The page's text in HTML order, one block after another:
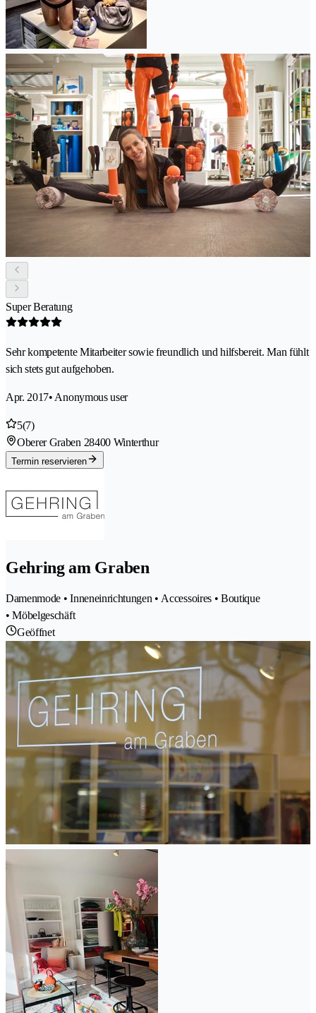
Super Beratung
Sehr kompetente Mitarbeiter sowie freundlich und hilfsbereit. Man fühlt
sich stets gut aufgehoben.
Apr. 2017• Anonymous user
5(7)
Oberer Graben 28400 Winterthur
Termin reservieren
Gehring am Graben
Damenmode • Inneneinrichtungen • Accessoires • Boutique
• Möbelgeschäft
Geöffnet